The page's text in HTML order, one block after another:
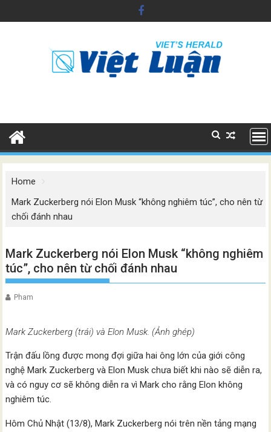
to
Home
Mark Zuckerberg nói Elon Musk “không nghiêm túc”, cho nên từ
chối đánh nhau
Mark Zuckerberg nói Elon Musk “không nghiêm
túc”, cho nên từ chối đánh nhau
Pham
Mark Zuckerberg (trái) và Elon Musk. (Ảnh ghép)
Trận đấu lồng được mong đợi giữa hai ông lớn của giới công
nghệ Mark Zuckerberg và Elon Musk chưa biết khi nào sẽ diễn ra,
và có nguy cơ sẽ không diễn ra vì Mark cho rằng Elon không
nghiêm túc.
Hôm Chủ Nhật (13/8), Mark Zuckerberg nói trên nền tảng mạng